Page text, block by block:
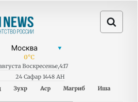
0°C
Воскресенье,4:17
24 Сафар 1448 AH
Зухр Аср Магриб Иша